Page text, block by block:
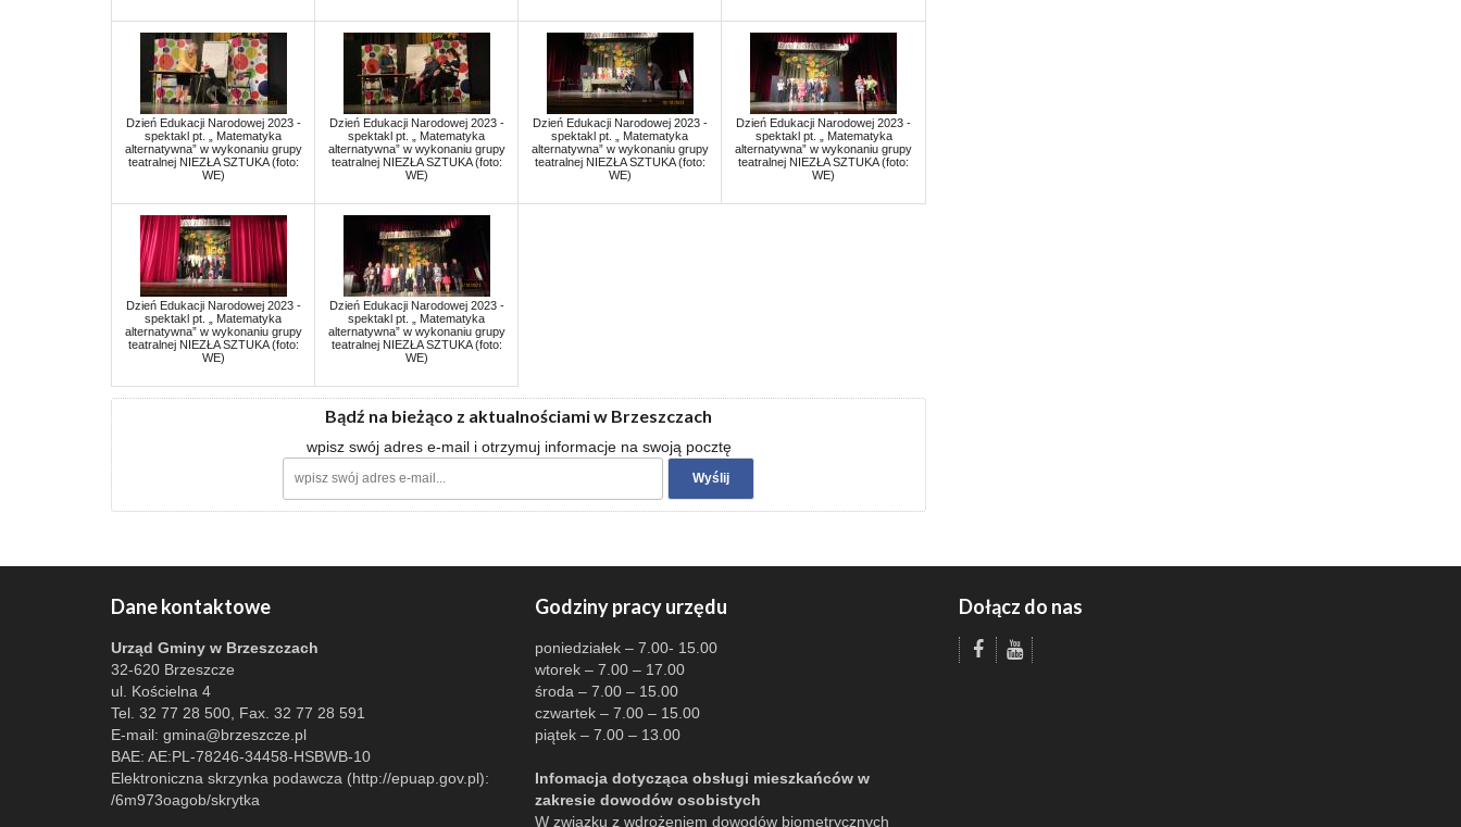
Dzień Edukacji Narodowej 2023 -
spektakl pt. „ Matematyka
alternatywna” w wykonaniu grupy
teatralnej NIEZŁA SZTUKA (foto:
WE)
Dzień Edukacji Narodowej 2023 -
spektakl pt. „ Matematyka
alternatywna” w wykonaniu grupy
teatralnej NIEZŁA SZTUKA (foto:
WE)
Dzień Edukacji Narodowej 2023 -
spektakl pt. „ Matematyka
alternatywna” w wykonaniu grupy
teatralnej NIEZŁA SZTUKA (foto:
WE)
Dzień Edukacji Narodowej 2023 -
spektakl pt. „ Matematyka
alternatywna” w wykonaniu grupy
teatralnej NIEZŁA SZTUKA (foto:
WE)
Dzień Edukacji Narodowej 2023 -
spektakl pt. „ Matematyka
alternatywna” w wykonaniu grupy
teatralnej NIEZŁA SZTUKA (foto:
WE)
Dzień Edukacji Narodowej 2023 -
spektakl pt. „ Matematyka
alternatywna” w wykonaniu grupy
teatralnej NIEZŁA SZTUKA (foto:
WE)
Bądź na bieżąco z aktualnościami w Brzeszczach
wpisz swój adres e-mail i otrzymuj informacje na swoją pocztę
Dane kontaktowe
Urząd Gminy w Brzeszczach
32-620 Brzeszcze
ul. Kościelna 4
Tel. 32 77 28 500, Fax. 32 77 28 591
E-mail: gmina@brzeszcze.pl
BAE: AE:PL-78246-34458-HSBWB-10
Elektroniczna skrzynka podawcza (http://epuap.gov.pl):
/6m973oagob/skrytka
Godziny pracy urzędu
poniedziałek – 7.00- 15.00
wtorek – 7.00 – 17.00
środa – 7.00 – 15.00
czwartek – 7.00 – 15.00
piątek – 7.00 – 13.00
Infomacja dotycząca obsługi mieszkańców w
zakresie dowodów osobistych
W związku z wdrożeniem dowodów biometrycznych
Dołącz do nas